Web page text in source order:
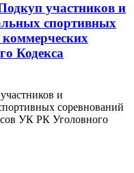
участников и
спортивных
Кодекса
и
соревнований
УК РК Уголовного